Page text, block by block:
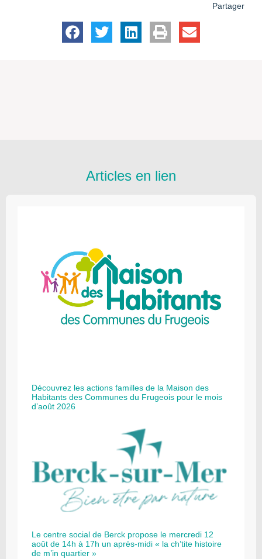
Partager
Articles en lien
Découvrez les actions familles de la Maison des
Habitants des Communes du Frugeois pour le mois
d’août 2026
Le centre social de Berck propose le mercredi 12
août de 14h à 17h un après-midi « la ch’tite histoire
de m’in quartier »